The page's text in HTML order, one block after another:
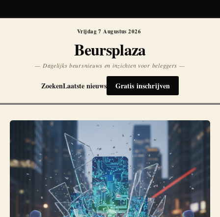
Vrijdag 7 Augustus 2026
Beursplaza
— Dagelijks beursnieuws en inzichten voor beleggers —
ZoekenLaatste nieuws Gratis inschrijven